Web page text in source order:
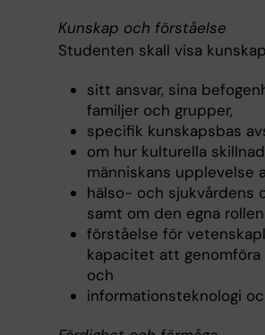
Kunskap och förståelse
Studenten skall visa
sitt ansvar, sina
familjer och grupper,
specifik kunskapsbas
om hur kulturella
människans upplevelse
hälso- och sjukvårdens
samt om den egna
förståelse för
kapacitet att
och
informationsteknologi